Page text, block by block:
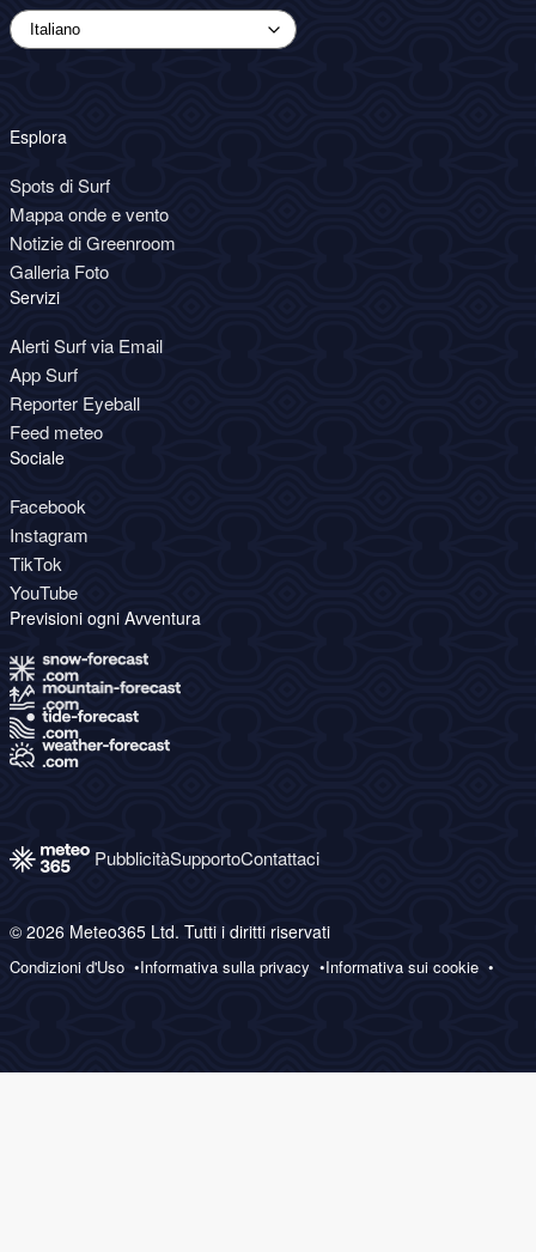
Esplora
Spots di Surf
Mappa onde e vento
Notizie di Greenroom
Galleria Foto
Servizi
Alerti Surf via Email
App Surf
Reporter Eyeball
Feed meteo
Sociale
Facebook
Instagram
TikTok
YouTube
Previsioni ogni Avventura
PubblicitàSupportoContattaci
© 2026 Meteo365 Ltd. Tutti i diritti riservati
Condizioni d'Uso Informativa sulla privacy Informativa sui cookie